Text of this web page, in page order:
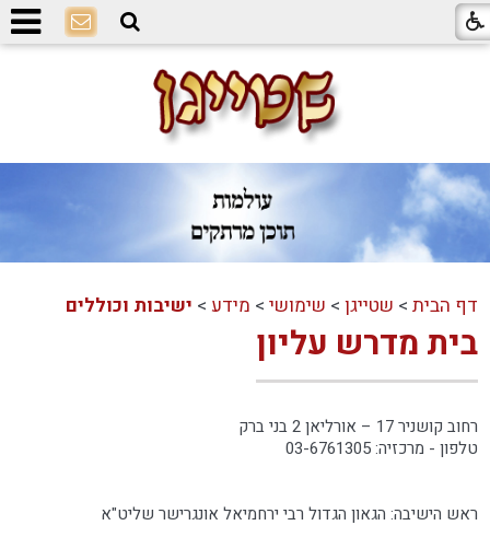
דף הבית > שטייגן > שימושי > מידע > ישיבות וכוללים
בית מדרש עליון
רחוב קושניר 17 – אורליאן 2 בני ברק
טלפון - מרכזיה: 03-6761305
ראש הישיבה: הגאון הגדול רבי ירחמיאל אונגרישר שליט"א